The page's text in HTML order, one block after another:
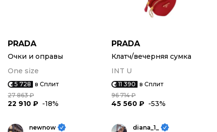
PRADA
Очки и оправы
One size
5 728 в Сплит
27 863 ₽
22 910 ₽ -18%
PRADA
Клатч/вечерняя сумка
INT U
11 390 в Сплит
96 714 ₽
45 560 ₽ -53%
newnow
diana_1_